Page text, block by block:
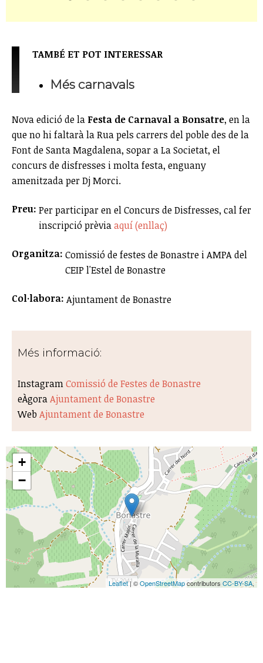
TAMBÉ ET POT INTERESSAR
Més carnavals
Nova edició de la Festa de Carnaval a Bonsatre, en la
que no hi faltarà la Rua pels carrers del poble des de la
Font de Santa Magdalena, sopar a La Societat, el
concurs de disfresses i molta festa, enguany
amenitzada per Dj Morci.
Preu: Per participar en el Concurs de Disfresses, cal fer
inscripció prèviaaquí (enllaç)
Organitza: Comissió de festes de Bonastre i AMPA del
CEIP l'Estel de Bonastre
Col·labora: Ajuntament de Bonastre
Més informació:
InstagramComissió de Festes de Bonastre
eÀgoraAjuntament de Bonastre
Web Ajuntament de Bonastre
+
−
Leaflet| ©OpenStreetMapcontributors CC-BY-SA,